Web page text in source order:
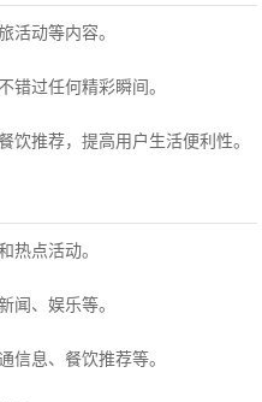
活动等内容。
错过任何精彩瞬间。
饮推荐，提高用户生活便利性。
热点活动。
闻、娱乐等。
信息、餐饮推荐等。